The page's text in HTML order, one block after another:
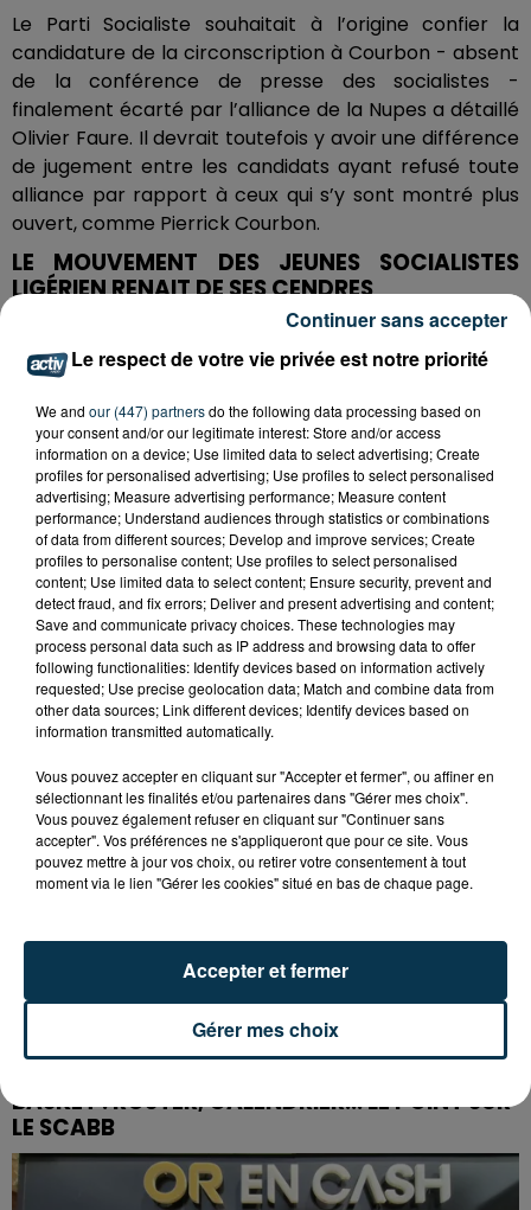
Le Parti Socialiste souhaitait à l’origine confier la
candidature de la circonscription à Courbon - absent
de la conférence de presse des socialistes -
finalement écarté par l’alliance de la Nupes a détaillé
Olivier Faure. Il devrait toutefois y avoir une différence
de jugement entre les candidats ayant refusé toute
alliance par rapport à ceux qui s’y sont montré plus
ouvert, comme Pierrick Courbon.
LE MOUVEMENT DES JEUNES SOCIALISTES
LIGÉRIEN RENAIT DE SES CENDRES
Après plus de trois ans d’absence, le mouvement des
jeunes socialistes connait un nouvel essor. Ils sont pour
étaient seulement trois en mai. D’autres recrues sont
à attendre d’après Eliott Roig, l’animateur
départemental des Jeunes socialistes.
À LIRE ÉGALEMENT
BASKET : ROSTER, CALENDRIER... LE POINT SUR
LE SCABB
Le respect de votre vie privée est notre priorité
We and our (447) partnersdo the following data processing based on
your consent and/or our legitimate interest: Store and/or access
information on a device; Use limited data to select advertising; Create
profiles for personalised advertising; Use profiles to select personalised
advertising; Measure advertising performance; Measure content
performance; Understand audiences through statistics or combinations
of data from different sources; Develop and improve services; Create
profiles to personalise content; Use profiles to select personalised
content; Use limited data to select content; Ensure security, prevent and
detect fraud, and fix errors; Deliver and present advertising and content;
Save and communicate privacy choices. These technologies may
process personal data such as IP address and browsing data to offer
following functionalities: Identify devices based on information actively
requested; Use precise geolocation data; Match and combine data from
other data sources; Link different devices; Identify devices based on
information transmitted automatically.
Vous pouvez accepter en cliquant sur "Accepter et fermer", ou affiner en
sélectionnant les finalités et/ou partenaires dans "Gérer mes choix".
Vous pouvez également refuser en cliquant sur "Continuer sans
accepter". Vos préférences ne s'appliqueront que pour ce site. Vous
pouvez mettre à jour vos choix, ou retirer votre consentement à tout
moment via le lien "Gérer les cookies" situé en bas de chaque page.
Gérer mes choix
Accepter et fermer
Continuer sans accepter